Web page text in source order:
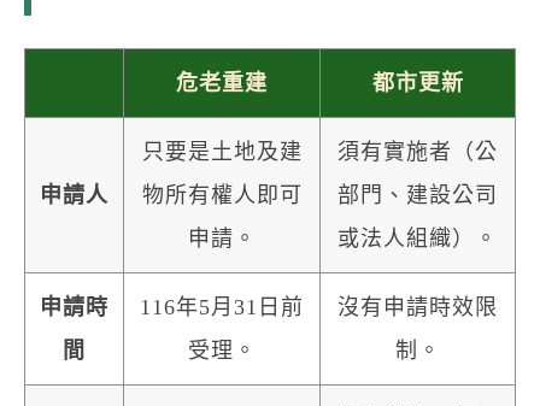
危老重建 都市更新
申請人
只要是土地及建
物所有權人即可
申請。
須有實施者（公
部門、建設公司
或法人組織）。
申請時
間
116年5月31日前
受理。
沒有申請時效限
制。